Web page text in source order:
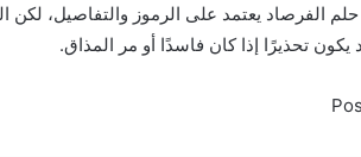
حلم الفرصاد يعتمد على الرموز والتفاصيل، لكن
يكون تحذيرًا إذا كان فاسدًا أو مر المذاق.